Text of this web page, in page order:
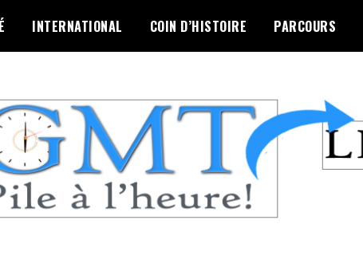
INTERNATIONAL COIN D’HISTOIRE PARCOURS